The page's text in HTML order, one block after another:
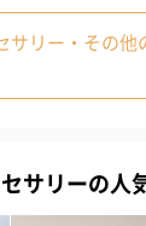
お楽しみくださ
れコンパクトミラー
ト
ホルダー：アゲート
サリー・その他
サリーの人